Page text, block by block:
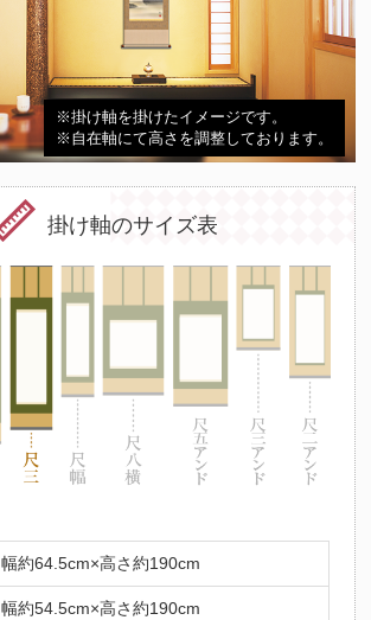
※掛け軸を掛けたイメージです。
※自在軸にて高さを調整しております。
掛け軸のサイズ表
幅約64.5cm×高さ約190cm
幅約54.5cm×高さ約190cm